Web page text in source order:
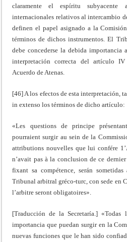
claramente el espíritu subyacente
internacionales relativos al intercambio
definen el papel asignado a la
términos de dichos instrumentos. El
debe concederse la debida importancia
interpretación correcta del artículo
Acuerdo de Atenas.
[46] A los efectos de esta interpretación,
in extenso los términos de dicho artículo:
«Les questions de principe
pourraient surgir au sein de la
attributions nouvelles que lui confére
n’avait pas à la conclusion de ce
fixant sa compétence, serán
Tribunal arbitral gréco-turc, con sede en
l’arbitre seront obligatoires».
[Traducción de la Secretaría.]
importancia que puedan surgir en la
nuevas funciones que le han sido